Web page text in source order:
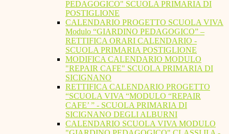
PEDAGOGICO" SCUOLA PRIMARIA DI
POSTIGLIONE
CALENDARIO PROGETTO SCUOLA VIVA
Modulo “GIARDINO PEDAGOGICO” –
RETTIFICA ORARI CALENDARIO -
SCUOLA PRIMARIA POSTIGLIONE
MODIFICA CALENDARIO MODULO
"REPAIR CAFE" SCUOLA PRIMARIA DI
SICIGNANO
RETTIFICA CALENDARIO PROGETTO
“SCUOLA VIVA “MODULO “REPAIR
CAFE’ ” - SCUOLA PRIMARIA DI
SICIGNANO DEGLI ALBURNI
CALENDARIO SCUOLA VIVA MODULO